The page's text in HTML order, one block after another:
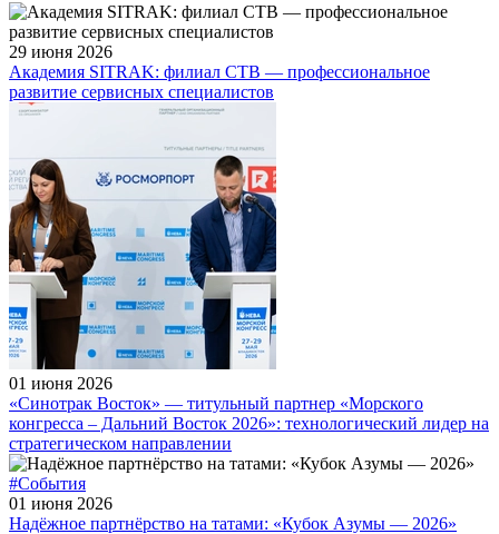
29 июня 2026
Академия SITRAK: филиал СТВ — профессиональное
развитие сервисных специалистов
01 июня 2026
«Синотрак Восток» — титульный партнер «Морского
конгресса – Дальний Восток 2026»: технологический лидер на
стратегическом направлении
#События
01 июня 2026
Надёжное партнёрство на татами: «Кубок Азумы — 2026»